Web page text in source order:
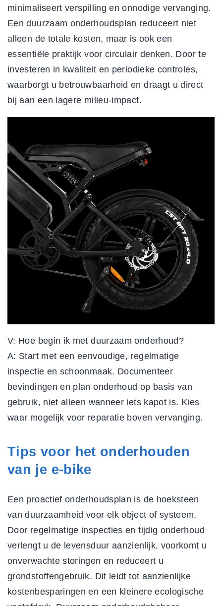
minimaliseert verspilling en onnodige vervanging.
Eenduurzaam onderhoudsplan reduceert niet
alleen de totale kosten, maar is ook een
essentiële praktijk voor circulair denken. Door te
investeren in kwaliteit en periodieke controles,
waarborgt u betrouwbaarheid en draagt u direct
bij aan een lagere milieu-impact.
V: Hoe begin ik met duurzaam onderhoud?
A: Start met een eenvoudige, regelmatige
inspectie en schoonmaak. Documenteer
bevindingen en plan onderhoud op basis van
gebruik, niet alleen wanneer iets kapot is. Kies
waar mogelijk voor reparatie boven vervanging.
Tips voor het onderhouden
van je e-bike
Een proactief onderhoudsplan is de hoeksteen
van duurzaamheid voor elk object of systeem.
Door regelmatige inspecties en tijdig onderhoud
verlengt u de levensduur aanzienlijk, voorkomt u
onverwachte storingen en reduceert u
grondstoffengebruik. Dit leidt tot aanzienlijke
kostenbesparingen en een kleinere ecologische